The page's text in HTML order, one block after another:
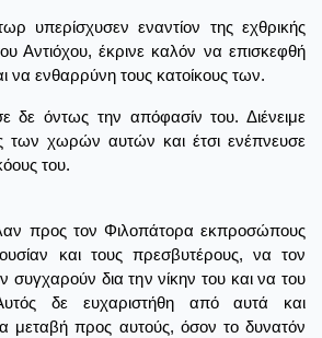
υπερίσχυσεν εναντίον της εχθρικής
Αντιόχου, έκρινε καλόν να επισκεφθή
να ενθαρρύνη τους κατοίκους των.
δε όντως την απόφασίν του. Διένειμε
των χωρών αυτών και έτσι ενέπνευσε
του.
προς τον Φιλοπάτορα εκπροσώπους
και τους πρεσβυτέρους, να τον
συγχαρούν δια την νίκην του και να του
δε ευχαριστήθη από αυτά και
μεταβή προς αυτούς, όσον το δυνατόν